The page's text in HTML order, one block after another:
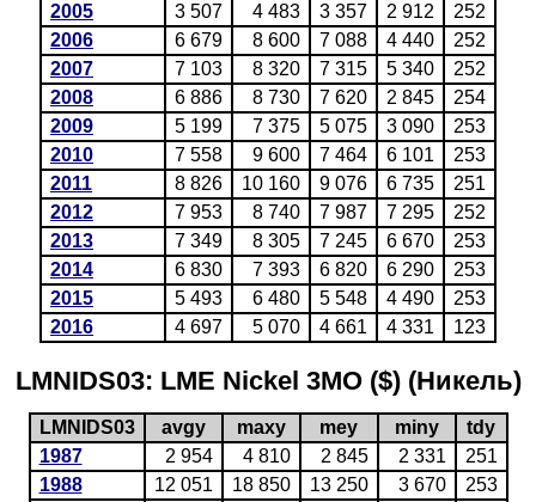
2005
3 507 4 483 3 357 2 912
252
2006
6 679 8 600 7 088 4 440
252
2007
7 103 8 320 7 315 5 340
252
2008
6 886 8 730 7 620 2 845
254
2009
5 199 7 375 5 075 3 090
253
2010
7 558 9 600 7 464 6 101
253
2011
8 826 10 160 9 076 6 735
251
2012
7 953 8 740 7 987 7 295
252
2013
7 349 8 305 7 245 6 670
253
2014
6 830 7 393 6 820 6 290
253
2015
5 493 6 480 5 548 4 490
253
2016
4 697 5 070 4 661 4 331 123
LMNIDS03: LME Nickel 3MO ($) (Никель)
LMNIDS03 avgy maxy mey miny
tdy
1987
2 954 4 810 2 845 2 331
251
1988
12 051 18 850 13 250 3 670
253